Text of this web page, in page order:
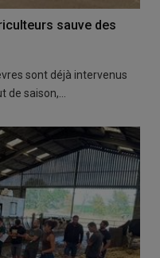
sauve des
sont déjà intervenus
de saison,…